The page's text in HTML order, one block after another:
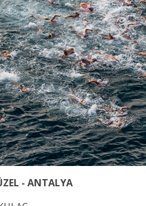
- ANTALYA